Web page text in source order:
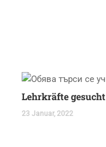
Lehrkräfte gesucht
23 Januar, 2022